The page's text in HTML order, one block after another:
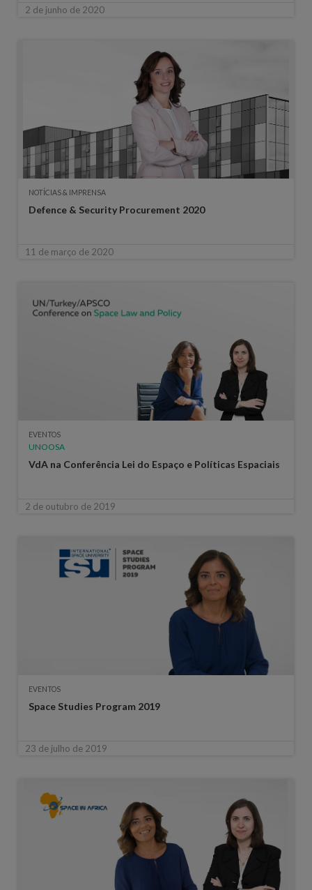
2 de junho de 2020
NOTÍCIAS & IMPRENSA
Defence & Security Procurement 2020
11 de março de 2020
EVENTOS
UNOOSA
VdA na Conferência Lei do Espaço e Políticas Espaciais
2 de outubro de 2019
EVENTOS
Space Studies Program 2019
23 de julho de 2019